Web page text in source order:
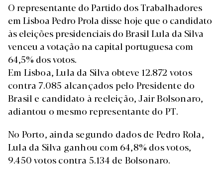
O representante do Partido dos Trabalhadores
em Lisboa Pedro Prola disse hoje que o candidato
às eleições presidenciais do Brasil Lula da Silva
venceu a votação na capital portuguesa com
64,5% dos votos.
Em Lisboa, Lula da Silva obteve 12.872 votos
contra 7.085 alcançados pelo Presidente do
Brasil e candidato à reeleição, Jair Bolsonaro,
adiantou o mesmo representante do PT.
No Porto, ainda segundo dados de Pedro Rola,
Lula da Silva ganhou com 64,8% dos votos,
9.450 votos contra 5.134 de Bolsonaro.